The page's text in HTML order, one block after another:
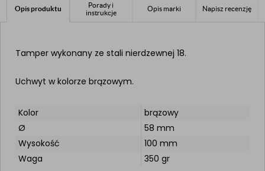
Opis produktu
Porady i
instrukcje
Opis marki Napisz recenzję
Tamper wykonany ze stali nierdzewnej 18.
Uchwyt w kolorze brązowym.
Kolor
brązowy
Ø
58 mm
Wysokość
100 mm
Waga
350 gr